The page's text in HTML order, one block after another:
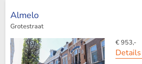
Almelo
Grotestraat
€ 953,-
Details